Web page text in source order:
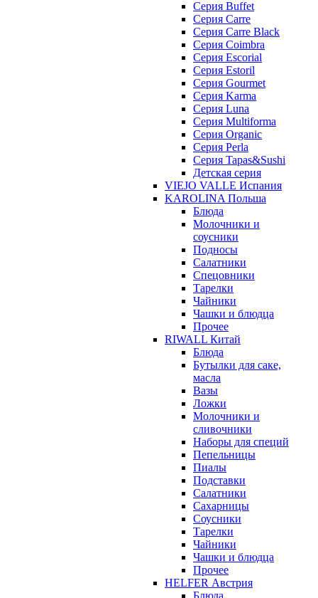
Серия Buffet
Серия Carre
Серия Carre Black
Серия Coimbra
Серия Escorial
Серия Estoril
Серия Gourmet
Серия Karma
Серия Luna
Серия Multiforma
Серия Organic
Серия Perla
Серия Tapas&Sushi
Детская серия
VIEJO VALLE Испания
KAROLINA Польша
Блюда
Молочники и
соусники
Подносы
Салатники
Спецовники
Тарелки
Чайники
Чашки и блюдца
Прочее
RIWALL Китай
Блюда
Бутылки для саке,
масла
Вазы
Ложки
Молочники и
сливочники
Наборы для специй
Пепельницы
Пиалы
Подставки
Салатники
Сахарницы
Соусники
Тарелки
Чайники
Чашки и блюдца
Прочее
HELFER Австрия
Блюда